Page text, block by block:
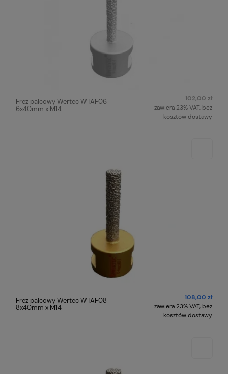
Frez palcowy Wertec WTAF06
6x40mm x M14
102,00 zł
zawiera 23% VAT, bez
kosztów dostawy
Frez palcowy Wertec WTAF08
8x40mm x M14
108,00 zł
zawiera 23% VAT, bez
kosztów dostawy